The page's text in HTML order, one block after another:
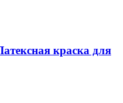
краска для